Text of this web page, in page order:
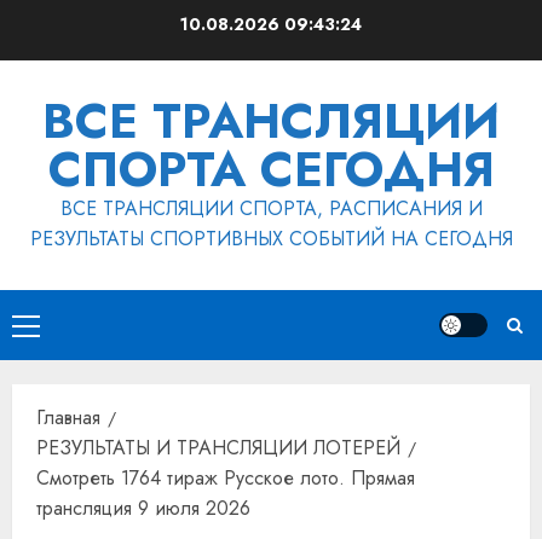
10.08.2026 09:43:25
ВСЕ ТРАНСЛЯЦИИ
СПОРТА СЕГОДНЯ
ВСЕ ТРАНСЛЯЦИИ СПОРТА, РАСПИСАНИЯ И
РЕЗУЛЬТАТЫ СПОРТИВНЫХ СОБЫТИЙ НА СЕГОДНЯ
Основное
меню
Главная
РЕЗУЛЬТАТЫ И ТРАНСЛЯЦИИ ЛОТЕРЕЙ
Смотреть 1764 тираж Русское лото. Прямая
трансляция 9 июля 2026